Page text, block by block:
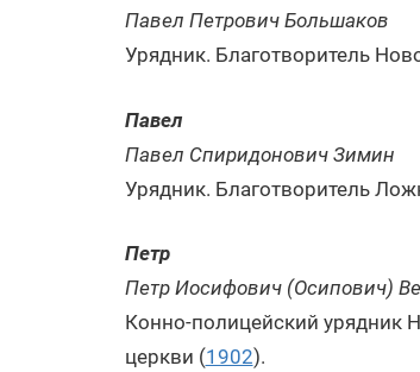
Павел Петрович Большаков
Урядник. Благотворитель
Павел
Павел Спиридонович Зимин
Урядник. Благотворитель
Петр
Петр Иосифович (Осипович)
Конно-полицейский урядник
церкви (1902).